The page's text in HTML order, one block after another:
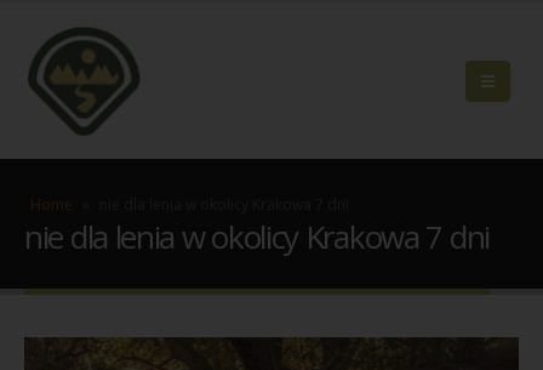
Home
nie dla lenia w okolicy Krakowa 7 dni